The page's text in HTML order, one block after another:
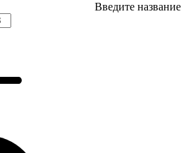
Введите название